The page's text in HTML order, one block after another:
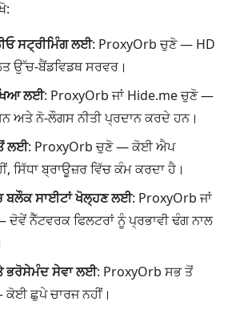
ਸਟ੍ਰੀਮਿੰਗ ਲਈ: ProxyOrb ਚੁਣੋ — HD
ਉੱਚ-ਬੈਂਡਵਿਡਥ ਸਰਵਰ।
ਲਈ: ProxyOrb ਜਾਂ Hide.me ਚੁਣੋ —
ਅਤੇ ਨੋ-ਲੌਗਸ ਨੀਤੀ ਪ੍ਰਦਾਨ ਕਰਦੇ ਹਨ।
ਲਈ: ProxyOrb ਚੁਣੋ — ਕੋਈ ਐਪ
ਸਿੱਧਾ ਬ੍ਰਾਊਜ਼ਰ ਵਿੱਚ ਕੰਮ ਕਰਦਾ ਹੈ।
ਬਲੌਕ ਸਾਈਟਾਂ ਖੋਲ੍ਹਣ ਲਈ: ProxyOrb ਜਾਂ
ਨੈੱਟਵਰਕ ਫਿਲਟਰਾਂ ਨੂੰ ਪ੍ਰਭਾਵੀ ਢੰਗ ਨਾਲ
ਭਰੋਸੇਮੰਦ ਸੇਵਾ ਲਈ: ProxyOrb ਸਭ ਤੋਂ
ਛੁਪੇ ਚਾਰਜ ਨਹੀਂ।